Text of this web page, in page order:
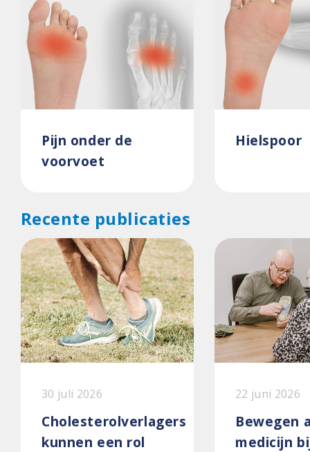
Pijn onder de
voorvoet
Hielspoor
Recente publicaties
30 juli 2026
Cholesterolverlagers
kunnen een rol
22 juni 2026
Bewegen
medicijn